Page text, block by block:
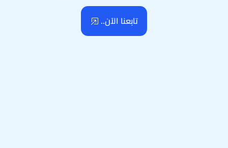
تابعنا الآن..